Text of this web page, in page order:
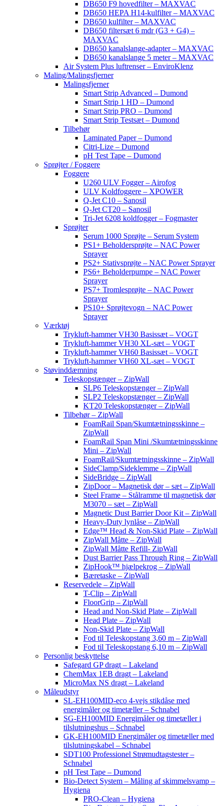
DB650 F9 hovedfilter – MAXVAC
DB650 HEPA H14-kulfilter – MAXVAC
DB650 kulfilter – MAXVAC
DB650 filtersæt 6 mdr (G3 + G4) –
MAXVAC
DB650 kanalslange-adapter – MAXVAC
DB650 kanalslange 5 meter – MAXVAC
Air System Plus luftrenser – EnviroKlenz
Maling/Malingsfjerner
Malingsfjerner
Smart Strip Advanced – Dumond
Smart Strip 1 HD – Dumond
Smart Strip PRO – Dumond
Smart Strip Testsæt – Dumond
Tilbehør
Laminated Paper – Dumond
Citri-Lize – Dumond
pH Test Tape – Dumond
Sprøjter / Foggere
Foggere
U260 ULV Fogger – Airofog
ULV Koldfoggere – XPOWER
Q-Jet C10 – Sanosil
Q-Jet CT20 – Sanosil
Tri-Jet 6208 koldfogger – Fogmaster
Sprøjter
Serum 1000 Sprøjte – Serum System
PS1+ Beholdersprøjte – NAC Power
Sprayer
PS2+ Stativsprøjte – NAC Power Sprayer
PS6+ Beholderpumpe – NAC Power
Sprayer
PS7+ Tromlesprøjte – NAC Power
Sprayer
PS10+ Sprøjtevogn – NAC Power
Sprayer
Værktøj
Trykluft-hammer VH30 Basissæt – VOGT
Trykluft-hammer VH30 XL-sæt – VOGT
Trykluft-hammer VH60 Basissæt – VOGT
Trykluft-hammer VH60 XL-sæt – VOGT
Støvinddæmning
Teleskopstænger – ZipWall
SLP6 Teleskopstænger – ZipWall
SLP2 Teleskopstænger – ZipWall
KT20 Teleskopstænger – ZipWall
Tilbehør – ZipWall
FoamRail Span/Skumtætningsskinne –
ZipWall
FoamRail Span Mini /Skumtætningsskinne
Mini – ZipWall
FoamRail/Skumtætningsskinne – ZipWall
SideClamp/Sideklemme – ZipWall
SideBridge – ZipWall
ZipDoor – Magnetisk dør – sæt – ZipWall
Steel Frame – Stålramme til magnetisk dør
M3070 – sæt – ZipWall
Magnetic Dust Barrier Door Kit – ZipWall
Heavy-Duty lynlåse – ZipWall
Edge™ Head & Non-Skid Plate – ZipWall
ZipWall Måtte – ZipWall
ZipWall Måtte Refill- ZipWall
Dust Barrier Pass Through Ring – ZipWall
ZipHook™ hjælpekrog – ZipWall
Bæretaske – ZipWall
Reservedele – ZipWall
T-Clip – ZipWall
FloorGrip – ZipWall
Head and Non-Skid Plate – ZipWall
Head Plate – ZipWall
Non-Skid Plate – ZipWall
Fod til Teleskopstang 3,60 m – ZipWall
Fod til Teleskopstang 6,10 m – ZipWall
Personlig beskyttelse
Safegard GP dragt – Lakeland
ChemMax 1EB dragt – Lakeland
MicroMax NS dragt – Lakeland
Måleudstyr
SL-EH100MID-eco 4-vejs stikdåse med
energimåler og timetæller – Schnabel
SG-EH100MID Energimåler og timetæller i
tilslutningshus – Schnabel
GK-EH100MID Energimåler og timetæller med
tilslutningskabel – Schnabel
SDT100 Professionel Strømudtagstester –
Schnabel
pH Test Tape – Dumond
Bio-Detect System – Måling af skimmelsvamp –
Hygiena
PRO-Clean – Hygiena